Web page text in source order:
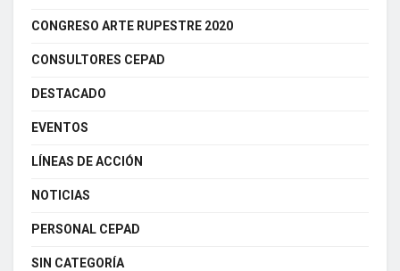
CONGRESO ARTE RUPESTRE 2020
CONSULTORES CEPAD
DESTACADO
EVENTOS
LÍNEAS DE ACCIÓN
NOTICIAS
PERSONAL CEPAD
SIN CATEGORÍA